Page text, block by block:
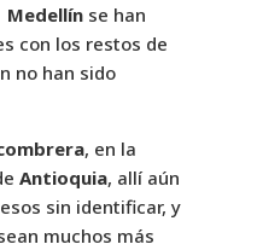
Medellínse han
con los restos de
no han sido
, en la
Antioquia, allí aún
sin identificar, y
muchos más